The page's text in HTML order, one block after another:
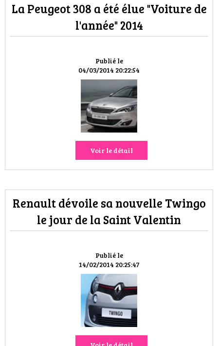
Publié le
04/03/2014 20:22:54
La Peugeot 308 a été élue "Voiture de
l'année" 2014
Voir le détail
Publié le
14/02/2014 20:25:47
Renault dévoile sa nouvelle Twingo
le jour de la Saint Valentin